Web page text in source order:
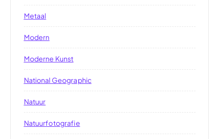
Metaal
Modern
Moderne Kunst
National Geographic
Natuur
Natuurfotografie